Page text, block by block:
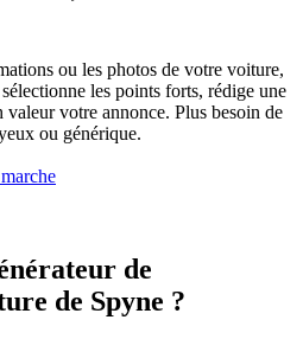
ou les photos de votre voiture,
les points forts, rédige une
votre annonce. Plus besoin de
ou générique.
de
de Spyne ?